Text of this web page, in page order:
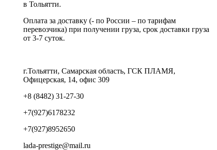
в Тольятти.
Оплата за доставку (- по России – по тарифам
перевозчика) при получении груза, срок доставки груза
от 3-7 суток.
г.Тольятти, Самарская область, ГСК ПЛАМЯ,
Офицерская, 14, офис 309
+8 (8482) 31-27-30
+7(927)6178232
+7(927)8952650
lada-prestige@mail.ru